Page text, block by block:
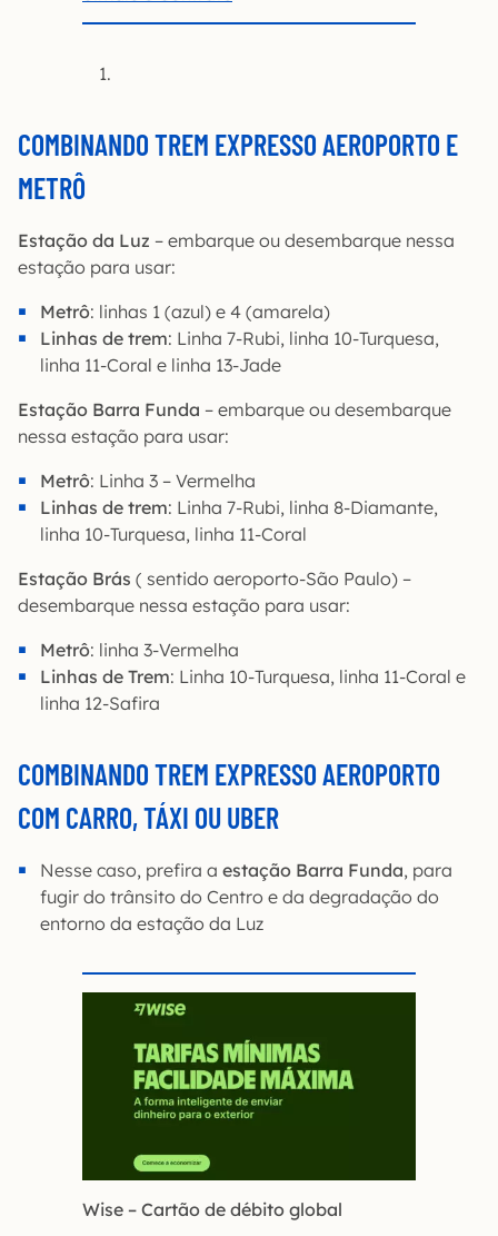
COMBINANDOTREM EXPRESSO AEROPORTO E
METRÔ
Estação da Luz – embarque ou desembarque nessa
estação para usar:
Metrô: linhas 1 (azul) e 4 (amarela)
Linhas de trem: Linha 7-Rubi, linha 10-Turquesa,
linha 11-Coral e linha 13-Jade
Estação Barra Funda – embarque ou desembarque
nessa estação para usar:
Metrô: Linha 3 – Vermelha
Linhas de trem: Linha 7-Rubi, linha 8-Diamante,
linha 10-Turquesa, linha 11-Coral
Estação Brás ( sentido aeroporto-São Paulo) –
desembarque nessa estação para usar:
Metrô: linha 3-Vermelha
Linhas de Trem: Linha 10-Turquesa, linha 11-Coral e
linha 12-Safira
COMBINANDOTREM EXPRESSO AEROPORTO
COM CARRO, TÁXI OU UBER
Nesse caso, prefira a estação Barra Funda, para
fugir do trânsito do Centro e da degradação do
entorno da estação da Luz
Wise – Cartão de débito global